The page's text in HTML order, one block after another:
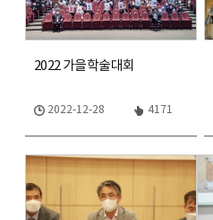
2022 가을학술대회
2022-12-28 4171